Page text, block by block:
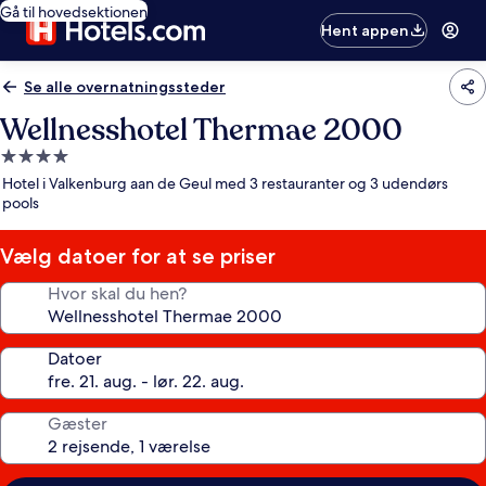
Gå til hovedsektionen
Hent appen
Se alle overnatningssteder
Wellnesshotel Thermae 2000
4.0-
stjernet
overnatningssted
Hotel i Valkenburg aan de Geul med 3 restauranter og 3 udendørs
pools
Vælg datoer for at se priser
Hvor skal du hen?
Datoer
Gæster